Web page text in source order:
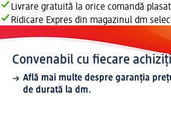
Livrare gratuită la orice comandă
Ridicare Expres din magazinul dm
Convenabil cu fiecare
Află mai multe despre garanția
de durată la dm.